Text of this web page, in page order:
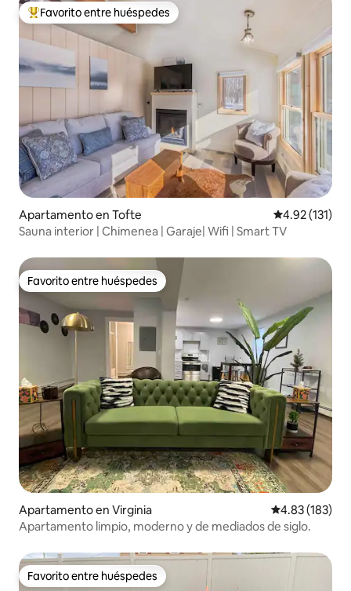
Favorito entre huéspedes preferido
Favorito entre huéspedes
Apartamento en Tofte Calificación
4.92 (131)
Sauna interior | Chimenea | Garaje| Wifi | Smart TV
Favorito entre huéspedes
Favorito entre huéspedes
Apartamento en Virginia Calificación
4.83 (183)
Apartamento limpio, moderno y de mediados de siglo.
Favorito entre huéspedes
Favorito entre huéspedes